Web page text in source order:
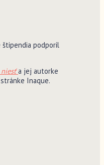
podporil
a jej autorke
Inaque.